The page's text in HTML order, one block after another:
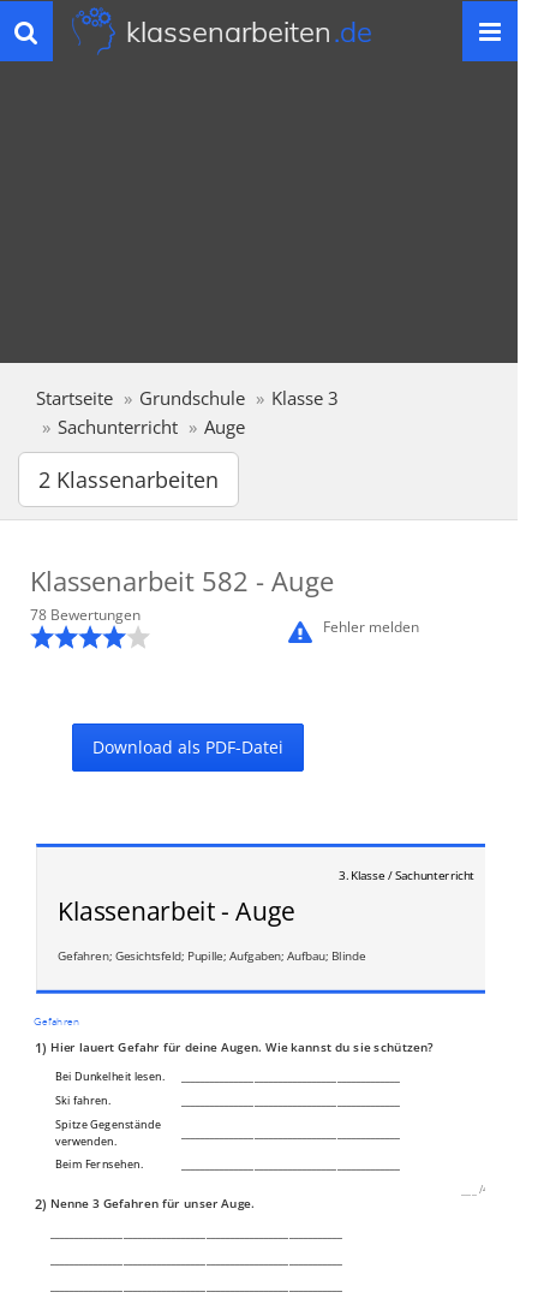
Toggle
navigation
klassenarbeiten.de
Startseite Grundschule
Klasse 3
Sachunterricht
Auge
2 Klassenarbeiten
Klassenarbeit 582 - Auge
Fehler melden
78 Bewertungen
Download als PDF-Datei
3. Klasse / Sachunterricht
Klassenarbeit - Auge
Gefahren; Gesichtsfeld; Pupille; Aufgaben; Aufbau; Blinde
Gefahren
1) Hier lauert Gefahr für deine Augen. Wie kannst du sie schützen?
Bei Dunkelheit lesen.
Ski fahren.
Spitze Gegenstände
verwenden.
Beim Fernsehen.
/4P
2) Nenne 3 Gefahren für unser Auge.